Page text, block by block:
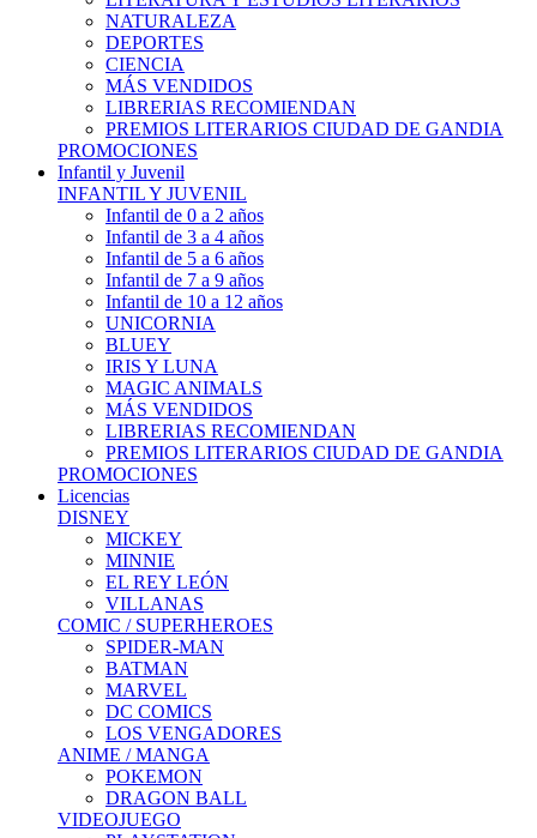
NATURALEZA
DEPORTES
CIENCIA
MÁS VENDIDOS
LIBRERIAS RECOMIENDAN
PREMIOS LITERARIOS CIUDAD DE GANDIA
PROMOCIONES
Infantil y Juvenil
INFANTIL Y JUVENIL
Infantil de 0 a 2 años
Infantil de 3 a 4 años
Infantil de 5 a 6 años
Infantil de 7 a 9 años
Infantil de 10 a 12 años
UNICORNIA
BLUEY
IRIS Y LUNA
MAGIC ANIMALS
MÁS VENDIDOS
LIBRERIAS RECOMIENDAN
PREMIOS LITERARIOS CIUDAD DE GANDIA
PROMOCIONES
Licencias
DISNEY
MICKEY
MINNIE
EL REY LEÓN
VILLANAS
COMIC / SUPERHEROES
SPIDER-MAN
BATMAN
MARVEL
DC COMICS
LOS VENGADORES
ANIME / MANGA
POKEMON
DRAGON BALL
VIDEOJUEGO